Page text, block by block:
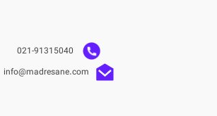
info@madresane.com